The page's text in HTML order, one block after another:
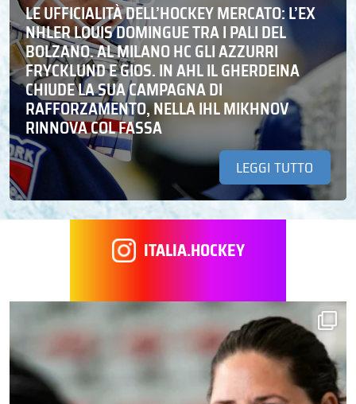
LE UFFICIALITÀ DELL’HOCKEY MERCATO: L’EX
NHLER LOUIS DOMINGUE TRA I PALI DEL
BOLZANO. AL MILANO HC GLI AZZURRI
FRYCKLUND E GIOS. IN AHL IL GHERDEINA
CHIUDE LA SUA CAMPAGNA DI
RAFFORZAMENTO, NELLA IHL MIKHNOV
RINNOVA COL FASSA
LEGGI TUTTO
ITALIA.HOCKEY